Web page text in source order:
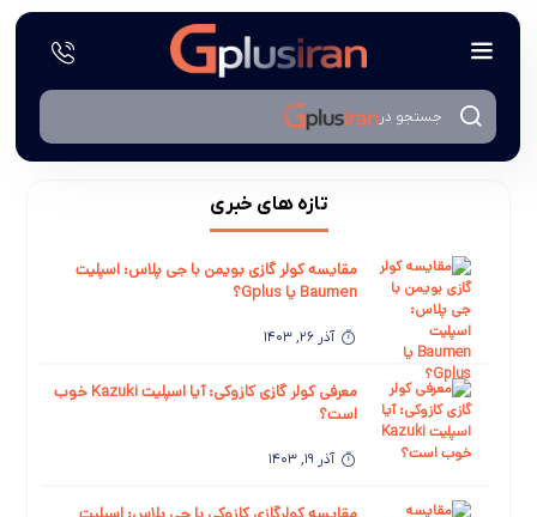
جستجو در
تازه های خبری
مقایسه کولر گازی بویمن با جی پلاس: اسپلیت
Baumen یا Gplus؟
آذر 26, 1403
معرفی کولر گازی کازوکی: آیا اسپلیت Kazuki خوب
است؟
آذر 19, 1403